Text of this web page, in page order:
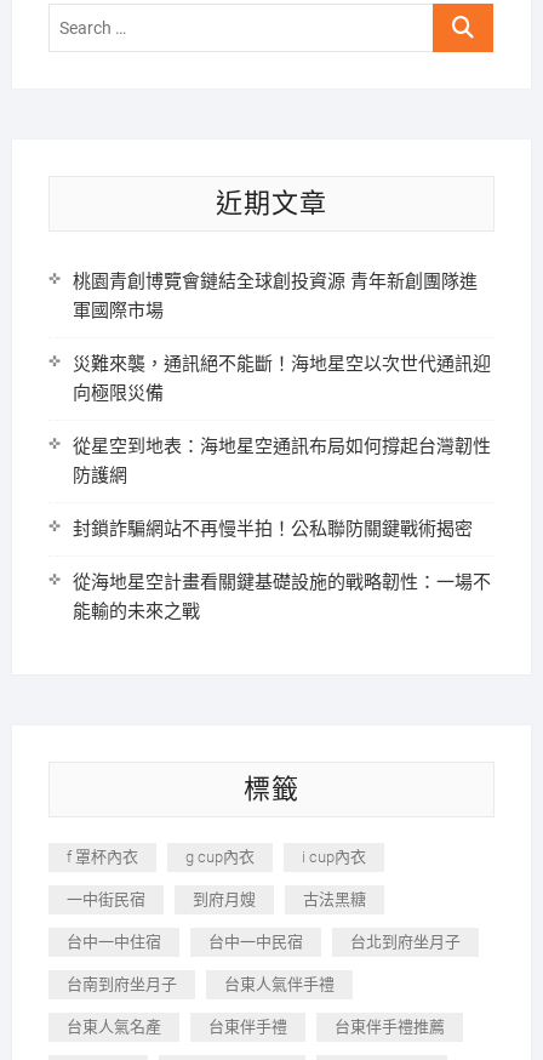
Search
近期文章
桃園青創博覽會鏈結全球創投資源 青年新創團隊進
軍國際市場
災難來襲，通訊絕不能斷！海地星空以次世代通訊迎
向極限災備
從星空到地表：海地星空通訊布局如何撐起台灣韌性
防護網
封鎖詐騙網站不再慢半拍！公私聯防關鍵戰術揭密
從海地星空計畫看關鍵基礎設施的戰略韌性：一場不
能輸的未來之戰
標籤
f 罩杯內衣 g cup內衣 i cup內衣
一中街民宿 到府月嫂 古法黑糖
台中一中住宿 台中一中民宿 台北到府坐月子
台南到府坐月子 台東人氣伴手禮
台東人氣名產 台東伴手禮 台東伴手禮推薦